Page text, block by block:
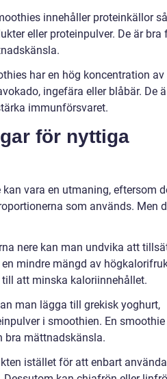
innehåller proteinkällor
eller proteinpulver. De är bra
har en hög koncentration av
ingefära eller blåbär. De
immunförsvaret.
för nyttiga
vara en utmaning, eftersom
som används. Men
nere kan man undvika att
mindre mängd av
att minska kaloriinnehållet.
man lägga till grekisk yoghurt,
i smoothien. En
bra mättnadskänsla.
istället för att enbart